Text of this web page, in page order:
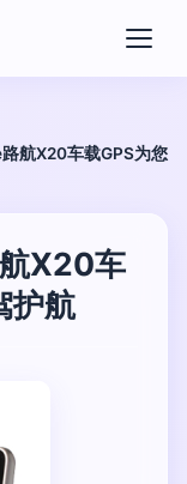
航X20车载GPS为您
X20车
护航